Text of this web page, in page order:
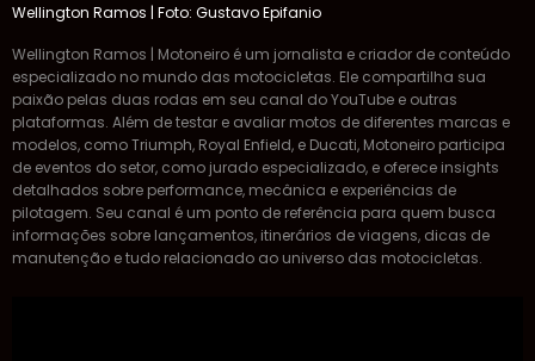
Wellington Ramos | Foto: Gustavo Epifanio
Wellington Ramos | Motoneiro é um jornalista e criador de conteúdo
especializado no mundo das motocicletas. Ele compartilha sua
paixão pelas duas rodas em seu canal do YouTube e outras
plataformas. Além de testar e avaliar motos de diferentes marcas e
modelos, como Triumph, Royal Enfield, e Ducati, Motoneiro participa
de eventos do setor, como jurado especializado, e oferece insights
detalhados sobre performance, mecânica e experiências de
pilotagem. Seu canal é um ponto de referência para quem busca
informações sobre lançamentos, itinerários de viagens, dicas de
manutenção e tudo relacionado ao universo das motocicletas.